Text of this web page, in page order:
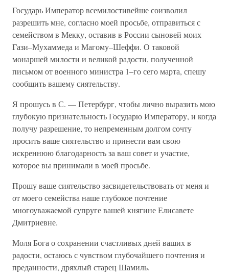
Государь Император всемилостивейше соизволил
разрешить мне, согласно моей просьбе, отправиться с
семейством в Мекку, оставив в России сыновей моих
Гази–Мухаммеда и Магому–Шеффи. О таковой
монаршей милости и великой радости, полученной
письмом от военного министра 1–го сего марта, спешу
сообщить вашему сиятельству.
Я прошусь в С. — Петербург, чтобы лично выразить мою
глубокую признательность Государю Императору, и когда
получу разрешение, то непременным долгом сочту
просить ваше сиятельство и принести вам свою
искреннюю благодарность за ваш совет и участие,
которое вы принимали в моей просьбе.
Прошу ваше сиятельство засвидетельствовать от меня и
от моего семейства наше глубокое почтение
многоуважаемой супруге вашей княгине Елисавете
Дмитриевне.
Моля Бога о сохранении счастливых дней ваших в
радости, остаюсь с чувством глубочайшего почтения и
преданности, дряхлый старец Шамиль.